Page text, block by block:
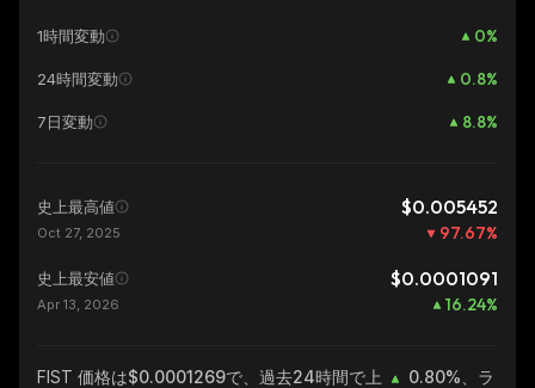
1時間変動 0%
24時間変動 0.8%
7日変動 8.8%
史上最高値 $0.005452
Oct 27, 2025 97.67%
史上最安値 $0.0001091
Apr 13, 2026 16.24%
FIST 価格は$0.0001269で、過去24時間で上 0.80% 、ラ